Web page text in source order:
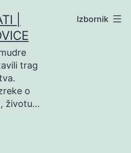
|
trag
o
životu…
Izbornik